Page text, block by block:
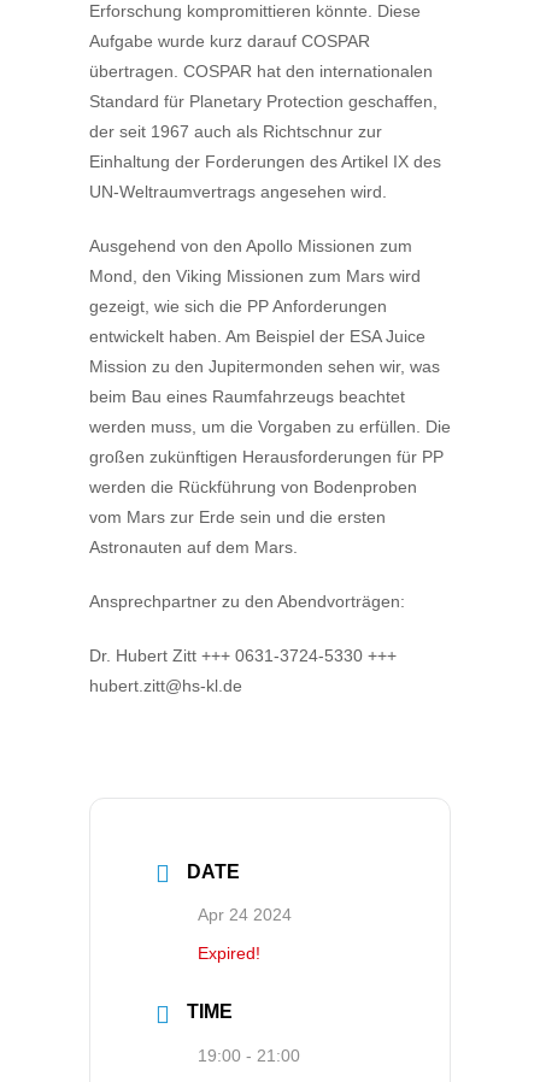
Erforschung kompromittieren könnte. Diese
Aufgabe wurde kurz darauf COSPAR
übertragen. COSPAR hat den internationalen
Standard für Planetary Protection geschaffen,
der seit 1967 auch als Richtschnur zur
Einhaltung der Forderungen des Artikel IX des
UN-Weltraumvertrags angesehen wird.
Ausgehend von den Apollo Missionen zum
Mond, den Viking Missionen zum Mars wird
gezeigt, wie sich die PP Anforderungen
entwickelt haben. Am Beispiel der ESA Juice
Mission zu den Jupitermonden sehen wir, was
beim Bau eines Raumfahrzeugs beachtet
werden muss, um die Vorgaben zu erfüllen. Die
großen zukünftigen Herausforderungen für PP
werden die Rückführung von Bodenproben
vom Mars zur Erde sein und die ersten
Astronauten auf dem Mars.
Ansprechpartner zu den Abendvorträgen:
Dr. Hubert Zitt +++ 0631-3724-5330 +++
hubert.zitt@hs-kl.de
DATE
Apr 24 2024
Expired!
TIME
19:00 - 21:00